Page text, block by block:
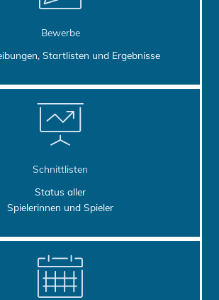
Bewerbe
Startlisten und Ergebnisse
Link to Schnittlisten
Schnittlisten
Status aller
Spielerinnen und Spieler
Link to Kalender